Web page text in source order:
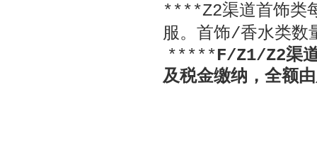
****Z2渠道首饰类
服。首饰/香水类数
*****F/Z1/Z2渠
及税金缴纳，全额